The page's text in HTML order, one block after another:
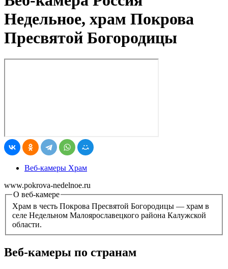
Недельное, храм Покрова
Пресвятой Богородицы
Веб-камеры Храм
www.pokrova-nedelnoe.ru
О веб-камере
Храм в честь Покрова Пресвятой Богородицы — храм в
селе Недельном Малоярославецкого района Калужской
области.
Веб-камеры по странам